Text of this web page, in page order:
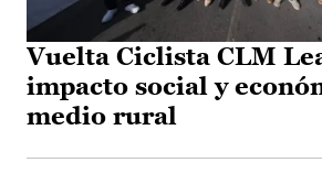
Vuelta Ciclista CLM
impacto social y
medio rural